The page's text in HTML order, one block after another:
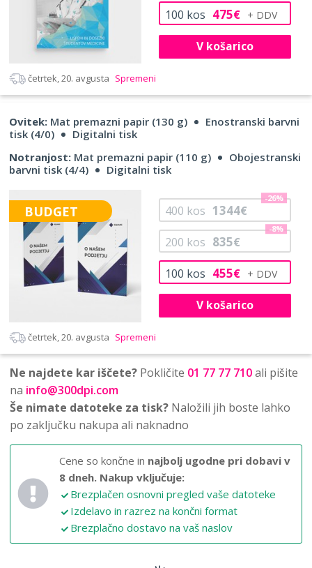
100 kos 475€
V košarico
četrtek, 20. avgusta Spremeni
Ovitek: Mat premazni papir (130 g)
Enostranski barvni
tisk (4/0)
Digitalni tisk
Notranjost: Mat premazni papir (110 g)
Obojestranski
barvni tisk (4/4)
Digitalni tisk
BUDGET
100 kos 455€
200 kos 835€
-8%
400 kos 1344€
-26%
V košarico
četrtek, 20. avgusta Spremeni
Ne najdete kar iščete? Pokličite 01 77 77 710ali pišite
na info@300dpi.com
Še nimate datoteke za tisk? Naložili jih boste lahko
po zaključku nakupa ali naknadno
Cene so končne in najbolj ugodne pri dobavi v
8 dneh. Nakup vključuje:
Brezplačen osnovni pregled vaše datoteke
Izdelavo in razrez na končni format
Brezplačno dostavo na vaš naslov